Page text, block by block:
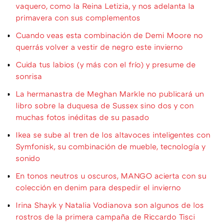
vaquero, como la Reina Letizia, y nos adelanta la
primavera con sus complementos
Cuando veas esta combinación de Demi Moore no
querrás volver a vestir de negro este invierno
Cuida tus labios (y más con el frío) y presume de
sonrisa
La hermanastra de Meghan Markle no publicará un
libro sobre la duquesa de Sussex sino dos y con
muchas fotos inéditas de su pasado
Ikea se sube al tren de los altavoces inteligentes con
Symfonisk, su combinación de mueble, tecnología y
sonido
En tonos neutros u oscuros, MANGO acierta con su
colección en denim para despedir el invierno
Irina Shayk y Natalia Vodianova son algunos de los
rostros de la primera campaña de Riccardo Tisci